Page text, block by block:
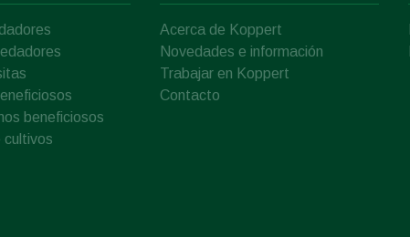
beneficiosos
cultivos
Acerca de Koppert
Novedades e información
Trabajar en Koppert
Contacto